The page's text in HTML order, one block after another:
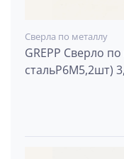
Сверла по металлу
GREPP Сверло
стальР6М5,2шт)